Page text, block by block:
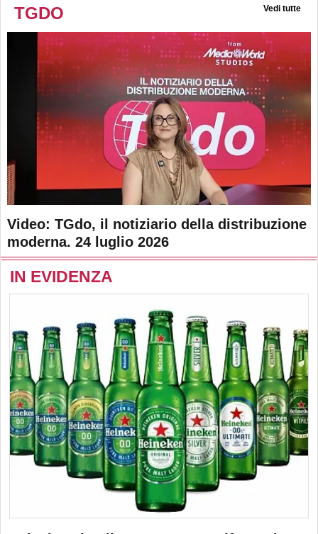
TGDO Vedi tutte
Video: TGdo, il notiziario della distribuzione
moderna. 24 luglio 2026
IN EVIDENZA